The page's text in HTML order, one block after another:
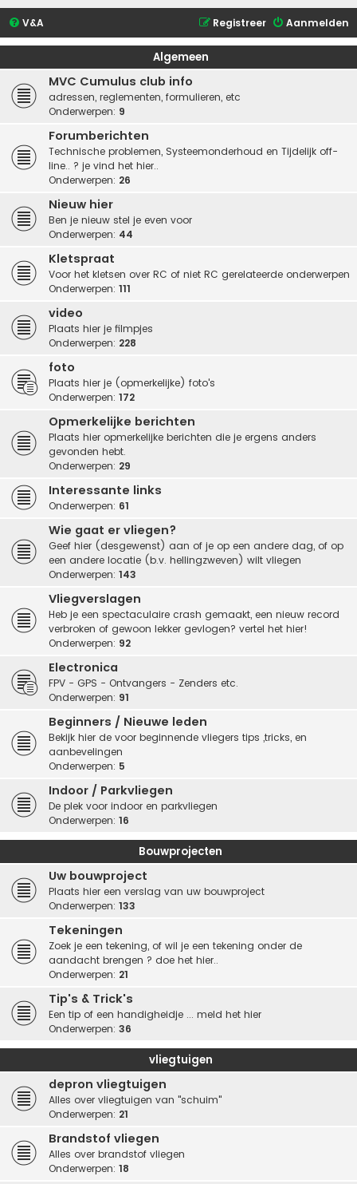
V&A Aanmelden
Registreer
Algemeen
MVC Cumulus club info
adressen, reglementen, formulieren, etc
Onderwerpen: 9
Forumberichten
Technische problemen, Systeemonderhoud en Tijdelijk off-
line.. ? je vind het hier..
Onderwerpen: 26
Nieuw hier
Ben je nieuw stel je even voor
Onderwerpen: 44
Kletspraat
Voor het kletsen over RC of niet RC gerelateerde onderwerpen
Onderwerpen: 111
video
Plaats hier je filmpjes
Onderwerpen: 228
foto
Plaats hier je (opmerkelijke) foto's
Onderwerpen: 172
Opmerkelijke berichten
Plaats hier opmerkelijke berichten die je ergens anders
gevonden hebt.
Onderwerpen: 29
Interessante links
Onderwerpen: 61
Wie gaat er vliegen?
Geef hier (desgewenst) aan of je op een andere dag, of op
een andere locatie (b.v. hellingzweven) wilt vliegen
Onderwerpen: 143
Vliegverslagen
Heb je een spectaculaire crash gemaakt, een nieuw record
verbroken of gewoon lekker gevlogen? vertel het hier!
Onderwerpen: 92
Electronica
FPV - GPS - Ontvangers - Zenders etc.
Onderwerpen: 91
Beginners / Nieuwe leden
Bekijk hier de voor beginnende vliegers tips ,tricks, en
aanbevelingen
Onderwerpen: 5
Indoor / Parkvliegen
De plek voor indoor en parkvliegen
Onderwerpen: 16
Bouwprojecten
Uw bouwproject
Plaats hier een verslag van uw bouwproject
Onderwerpen: 133
Tekeningen
Zoek je een tekening, of wil je een tekening onder de
aandacht brengen ? doe het hier..
Onderwerpen: 21
Tip's & Trick's
Een tip of een handigheidje ... meld het hier
Onderwerpen: 36
vliegtuigen
depron vliegtuigen
Alles over vliegtuigen van "schuim"
Onderwerpen: 21
Brandstof vliegen
Alles over brandstof vliegen
Onderwerpen: 18